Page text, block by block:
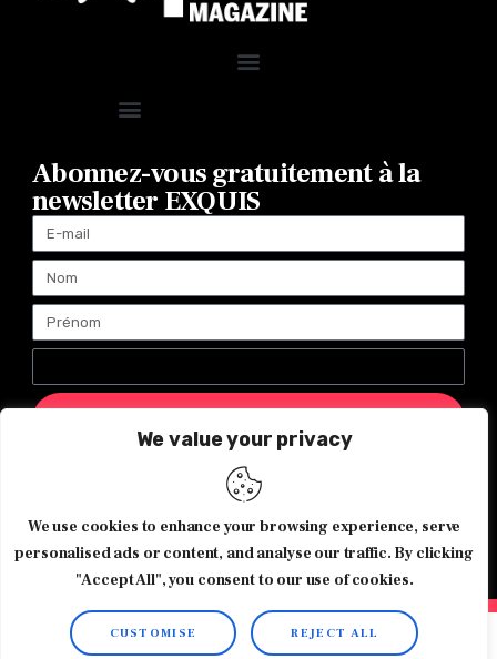
We value your privacy
We use cookies to enhance your browsing experience, serve
personalised ads or content, and analyse our traffic. By clicking
"Accept All", you consent to our use of cookies.
CUSTOMISE REJECT ALL
Abonnez-vous gratuitement à la
newsletter EXQUIS
Magazine Exquis© 2026 Tous droits réservés -Made with ♥️
byAgence de communication JOUR J